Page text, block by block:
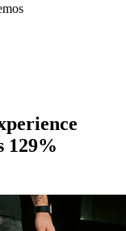
129%